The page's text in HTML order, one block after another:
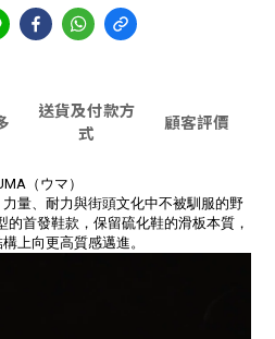
送貨及付款方
式
顧客評價
（ウマ）
量、耐力與街頭文化中不被馴服的野
的首發鞋款，保留硫化鞋的滑板本質，
上向更高質感邁進。